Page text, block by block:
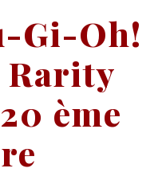
Gi-Oh!
Rarity
ème